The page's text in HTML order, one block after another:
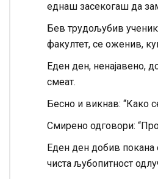
еднаш засекогаш да
Бев трудољубив
факултет, се оженив,
Еден ден, ненајавено,
смеат.
Бесно и викнав: “Како
Смирено одговори:
Еден ден добив покана
чиста љубопитност